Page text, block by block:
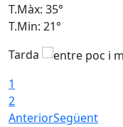
T.Màx: 35°
T.Min: 21°
Tarda
1
2
AnteriorSegüent